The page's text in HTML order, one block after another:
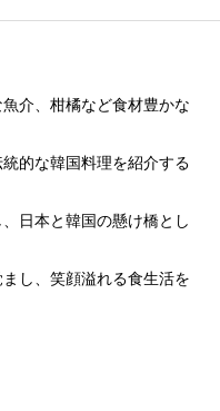
介、柑橘など食材豊かな
的な韓国料理を紹介する
日本と韓国の懸け橋とし
し、笑顔溢れる食生活を